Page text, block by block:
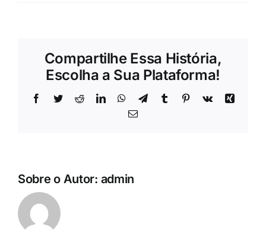
Compartilhe Essa História,
Escolha a Sua Plataforma!
Facebook
TwitterRedditLinkedInWhatsApp
TelegramTumblr Pinterest
Vk
Xing
E-
Sobre o Autor: admin